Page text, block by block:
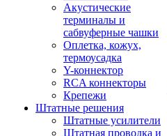
Акустические
терминалы и
сабвуферные чашки
Оплетка, кожух,
термоусадка
Y-коннектор
RCA коннекторы
Крепежи
Штатные решения
Штатные усилители
Штатная проводка и